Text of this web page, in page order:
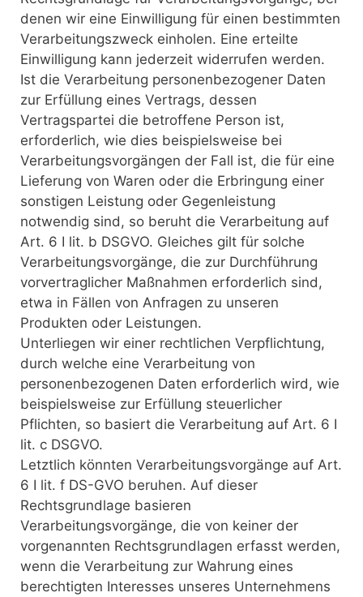
denen wir eine Einwilligung für einen bestimmten
Verarbeitungszweck einholen. Eine erteilte
Einwilligung kann jederzeit widerrufen werden.
Ist die Verarbeitung personenbezogener Daten
zur Erfüllung eines Vertrags, dessen
Vertragspartei die betroffene Person ist,
erforderlich, wie dies beispielsweise bei
Verarbeitungsvorgängen der Fall ist, die für eine
Lieferung von Waren oder die Erbringung einer
sonstigen Leistung oder Gegenleistung
notwendig sind, so beruht die Verarbeitung auf
Art. 6 I lit. b DSGVO. Gleiches gilt für solche
Verarbeitungsvorgänge, die zur Durchführung
vorvertraglicher Maßnahmen erforderlich sind,
etwa in Fällen von Anfragen zu unseren
Produkten oder Leistungen.
Unterliegen wir einer rechtlichen Verpflichtung,
durch welche eine Verarbeitung von
personenbezogenen Daten erforderlich wird, wie
beispielsweise zur Erfüllung steuerlicher
Pflichten, so basiert die Verarbeitung auf Art. 6 I
lit. c DSGVO.
Letztlich könnten Verarbeitungsvorgänge auf Art.
6 I lit. f DS-GVO beruhen. Auf dieser
Rechtsgrundlage basieren
Verarbeitungsvorgänge, die von keiner der
vorgenannten Rechtsgrundlagen erfasst werden,
wenn die Verarbeitung zur Wahrung eines
berechtigten Interesses unseres Unternehmens